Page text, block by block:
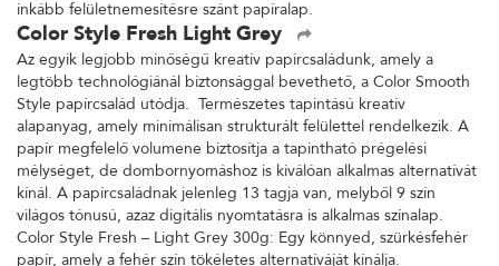
inkább felületnemesítésre szánt papíralap.
Color Style Fresh Light Grey
Az egyik legjobb minőségű kreatív papírcsaládunk, amely a
legtöbb technológiánál biztonsággal bevethető, a Color Smooth
Style papírcsalád utódja. Természetes tapintású kreatív
alapanyag, amely minimálisan strukturált felülettel rendelkezik. A
papír megfelelő volumene biztosítja a tapintható prégelési
mélységet, de dombornyomáshoz is kiválóan alkalmas alternatívát
kínál. A papírcsaládnak jelenleg 13 tagja van, melyből 9 szín
világos tónusú, azaz digitális nyomtatásra is alkalmas színalap.
Color Style Fresh – Light Grey 300g: Egy könnyed, szürkésfehér
papír, amely a fehér szín tökéletes alternatíváját kínálja.